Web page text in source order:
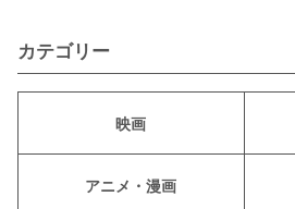
カテゴリー
映画
アニメ・漫画